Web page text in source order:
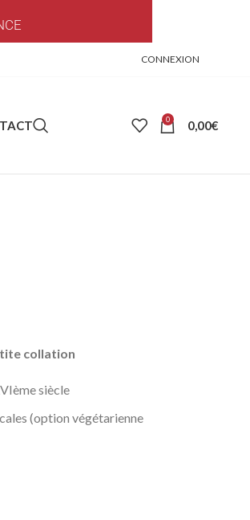
CONNEXION
0 0,00€
collation
siècle
(option végétarienne